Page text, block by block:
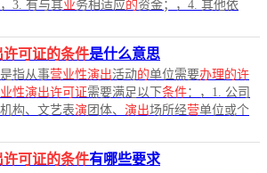
3. 有与其业务相适应的资金；，4. 其他依
可证的条件是什么意思
指从事营业性演出活动的单位需要办理的许
性演出许可证需要满足以下条件：，1. 公司
构、文艺表演 团体、 演出场所经营单位或个
可证的条件有哪些要求